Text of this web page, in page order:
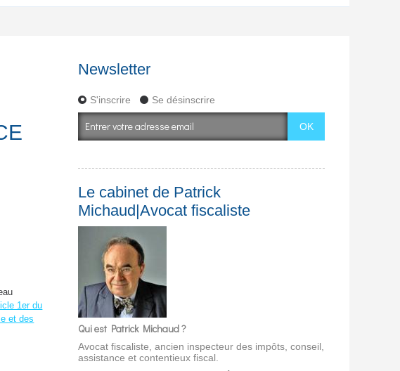
1er du
et des
Newsletter
S'inscrire Se désinscrire
Le cabinet de Patrick
Michaud|Avocat fiscaliste
Qui est Patrick Michaud ?
Avocat fiscaliste, ancien inspecteur des impôts, conseil,
assistance et contentieux fiscal.